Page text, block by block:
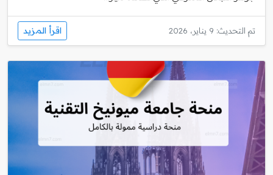
تم التحديث: 9 يناير، 2026 اقرأ المزيد